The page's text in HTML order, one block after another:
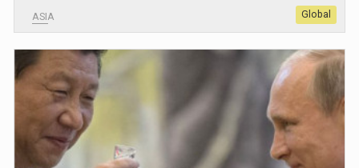
ASIA Global